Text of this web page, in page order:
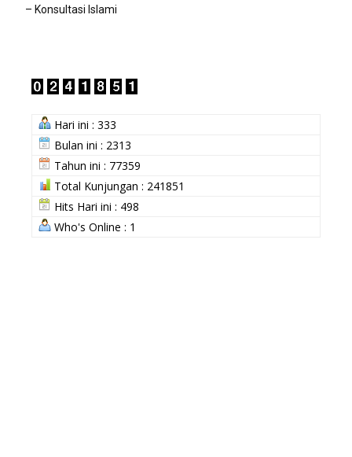
– Konsultasi Islami
Hari ini : 333
Bulan ini : 2313
Tahun ini : 77359
Total Kunjungan : 241851
Hits Hari ini : 498
Who's Online : 1